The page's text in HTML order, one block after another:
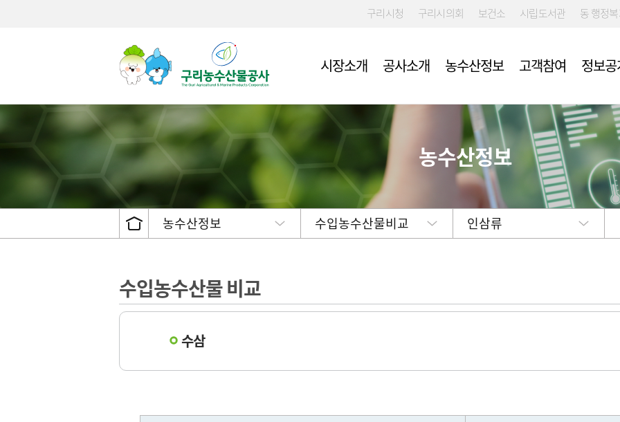
구리시청 구리시의회 보건소 시립도서관 동 행정
시장소개
거래현황
유통종사자 현황
도매시장 거래 품목
시장 및 시설안내
도매시장 예약신청
자동심장충격기(AED) 설치장
소 안내
공중화장실 비상벨 배치도 안
농협구리공판장
구리청과(주)
(주)인터넷청과
수협구리공판장
강북수산(주)
중도매법인
주차현황
시장이모저모
공사소개
CEO인사
CEO인터뷰
설립목적/연혁
인권 · 윤리경영
안전경영
직원 안내
경영기획팀
유통물류진흥팀
시설개선팀
신성장사업단
공고 및 입찰·채용
수의계약공개방
발주계획
개요
경영목표 및 운영계획
예산서
결산서
고객만족도 조사결과 및 경영
집행 현황
감사결과
사장 경영성과 계약공시
부패알리오(부
위 신고센터)
예산낭비신고
윤리경영 자가
농수산정보
두류/서류
채소류
산채류
견과류
과실류
버섯류
친환경농산물
다
확인요령
부적격품 조치
친환경농산물
고객참여
고객서비스 헌장
서비스이행표준
주민참여예산제
설문조사
규제신고
구리도매시장
견학안내
상생협력사회공헌활동 (행사
친절/칭찬
구인구직 게시판
정보
제도안내
불복구제절차 및 방법
비공개대상정보세부기준
수수료
서식자료
관련법령
정보공개목록
개인정보처리방침
영상정보기기 운영 및 관리방
농수산정보
농수산정보 수입농수산물비교 인삼류
수입농수산물 비교
수삼